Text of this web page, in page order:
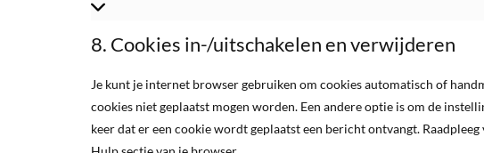
8. Cookies in-/uitschakelen en verwijderen
Je kunt je internet browser gebruiken om cookies automatisch of
cookies niet geplaatst mogen worden. Een andere optie is om de
keer dat er een cookie wordt geplaatst een bericht ontvangt.